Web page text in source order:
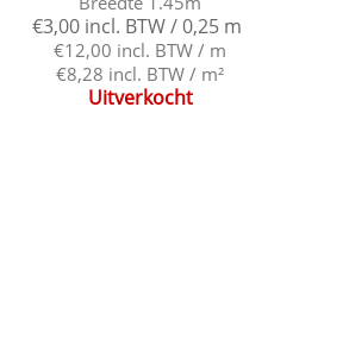
€3,00 incl. BTW / 0,25 m
€12,00 incl. BTW / m
€8,28 incl. BTW / m²
Uitverkocht